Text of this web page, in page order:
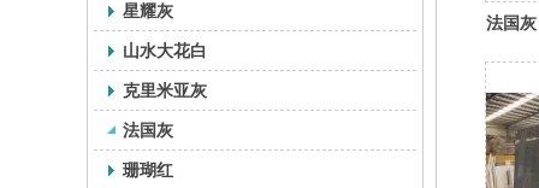
星耀灰
山水大花白
克里米亚灰
法国灰
珊瑚红
法国灰